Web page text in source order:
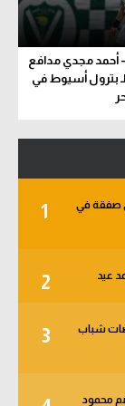
أحمد مجدي مدافع
بترول أسيوط في
1
صفقة في
2 عيد
3
شباب
محمود